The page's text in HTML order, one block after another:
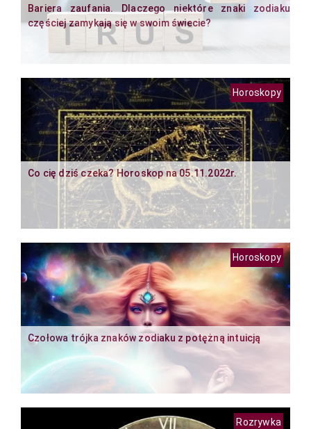
Bariera zaufania. Dlaczego niektóre znaki zodiaku
częściej zamykają się w swoim świecie?
Co cię dziś czeka? Horoskop na 05.11.2022r.
Horoskopy
Czołowa trójka znaków zodiaku z potężną intuicją
Horoskopy
Rozrywka